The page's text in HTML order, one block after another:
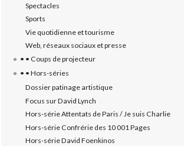
Spectacles
Sports
Vie quotidienne et tourisme
Web, réseaux sociaux et presse
• • Coups de projecteur
• • Hors-séries
Dossier patinage artistique
Focus sur David Lynch
Hors-série Attentats de Paris / Je suis Charlie
Hors-série Confrérie des 10 001 Pages
Hors-série David Foenkinos